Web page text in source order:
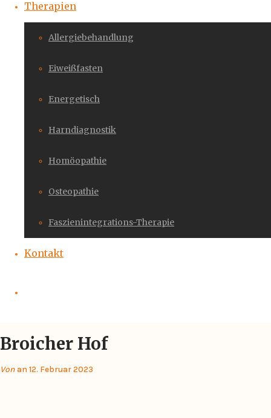
Therapien
Allergiebehandlung
Eiweißfasten
Energetisch
Harndiagnostik
Homöopathie
Osteopathie
Faszienintegrations-Therapie
Kontakt
Broicher Hof
Vonan 12. Februar 2023